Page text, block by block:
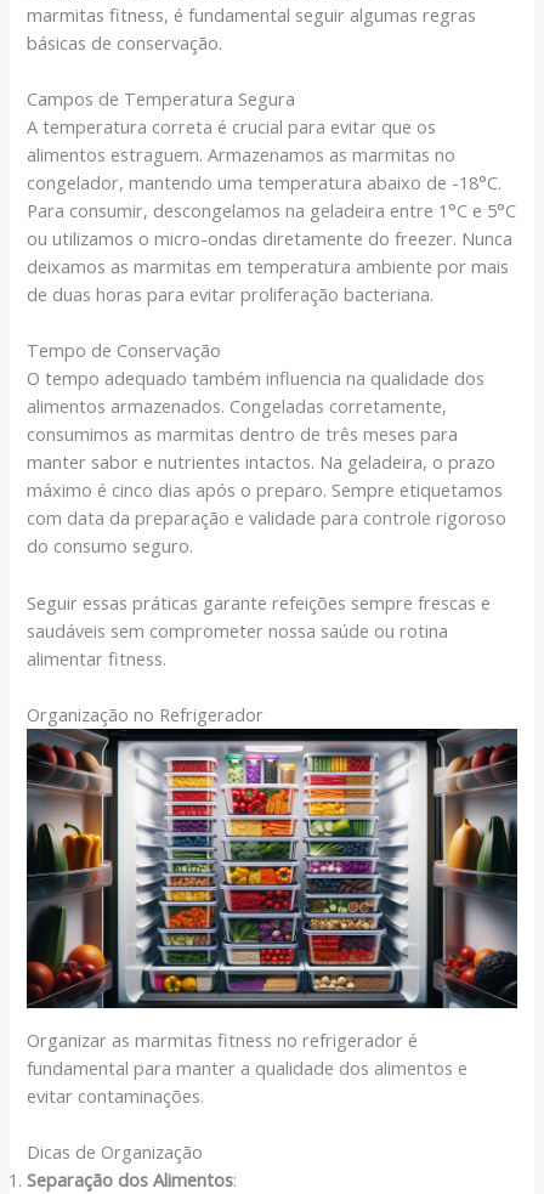
marmitas fitness, é fundamental seguir algumas regras
básicas de conservação.
Campos de Temperatura Segura
A temperatura correta é crucial para evitar que os
alimentos estraguem. Armazenamos as marmitas no
congelador, mantendo uma temperatura abaixo de -18°C.
Para consumir, descongelamos na geladeira entre 1°C e 5°C
ou utilizamos o micro-ondas diretamente do freezer. Nunca
deixamos as marmitas em temperatura ambiente por mais
de duas horas para evitar proliferação bacteriana.
Tempo de Conservação
O tempo adequado também influencia na qualidade dos
alimentos armazenados. Congeladas corretamente,
consumimos as marmitas dentro de três meses para
manter sabor e nutrientes intactos. Na geladeira, o prazo
máximo é cinco dias após o preparo. Sempre etiquetamos
com data da preparação e validade para controle rigoroso
do consumo seguro.
Seguir essas práticas garante refeições sempre frescas e
saudáveis sem comprometer nossa saúde ou rotina
alimentar fitness.
Organização no Refrigerador
Organizar as marmitas fitness no refrigerador é
fundamental para manter a qualidade dos alimentos e
evitar contaminações.
Dicas de Organização
Separação dos Alimentos: